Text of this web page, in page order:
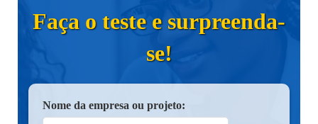
Faça o teste e surpreenda-
se!
Nome da empresa ou projeto: